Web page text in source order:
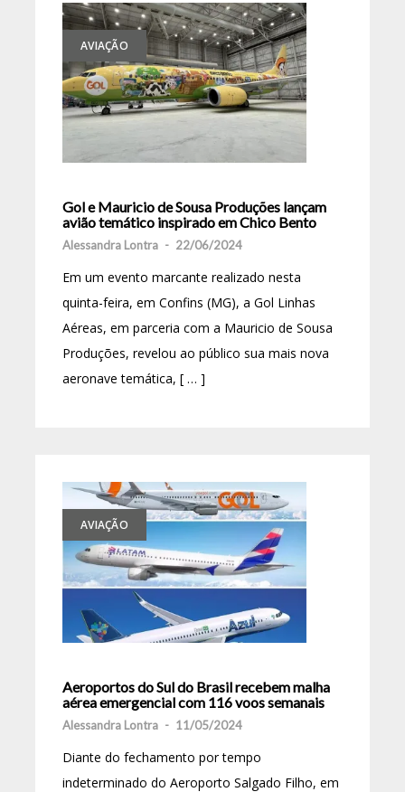
AVIAÇÃO
Gol e Mauricio de Sousa Produções lançam
avião temático inspirado em Chico Bento
Alessandra Lontra - 22/06/2024
Em um evento marcante realizado nesta
quinta-feira, em Confins (MG), a Gol Linhas
Aéreas, em parceria com a Mauricio de Sousa
Produções, revelou ao público sua mais nova
aeronave temática, [ … ]
AVIAÇÃO
Aeroportos do Sul do Brasil recebem malha
aérea emergencial com 116 voos semanais
Alessandra Lontra - 11/05/2024
Diante do fechamento por tempo
indeterminado do Aeroporto Salgado Filho, em